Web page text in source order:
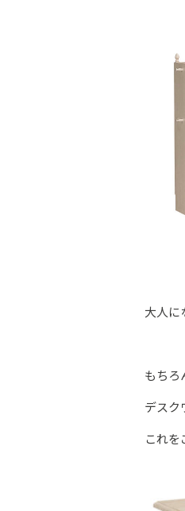
大人に
もちろ
デス
これを